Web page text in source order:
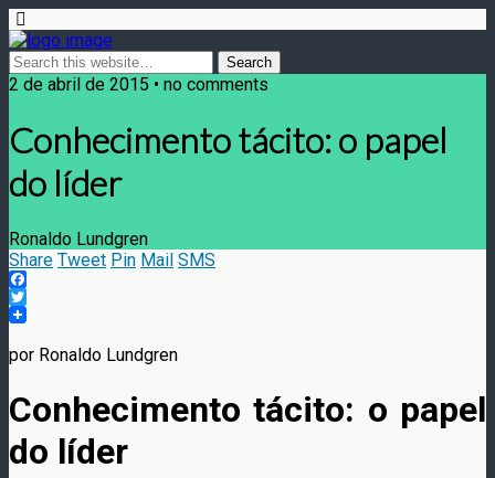
2 de abril de 2015 • no comments
Conhecimento tácito: o papel
do líder
Ronaldo Lundgren
Share Tweet Pin Mail SMS
Facebook
Twitter
por Ronaldo Lundgren
Conhecimento tácito: o papel
do líder